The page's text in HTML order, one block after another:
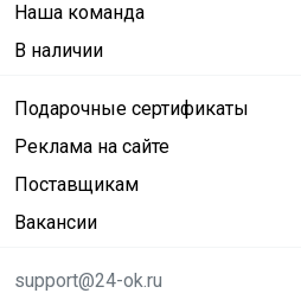
Наша команда
В наличии
Подарочные сертификаты
Реклама на сайте
Поставщикам
Вакансии
support@24-ok.ru